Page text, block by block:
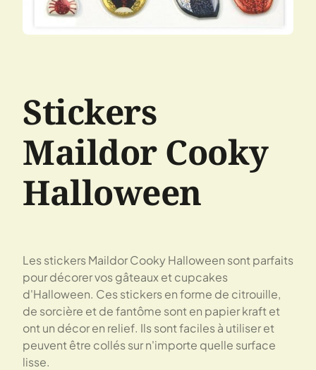
Stickers
Maildor Cooky
Halloween
Les stickers Maildor Cooky Halloween sont parfaits
pour décorer vos gâteaux et cupcakes
d'Halloween. Ces stickers en forme de citrouille,
de sorcière et de fantôme sont en papier kraft et
ont un décor en relief. Ils sont faciles à utiliser et
peuvent être collés sur n'importe quelle surface
lisse.